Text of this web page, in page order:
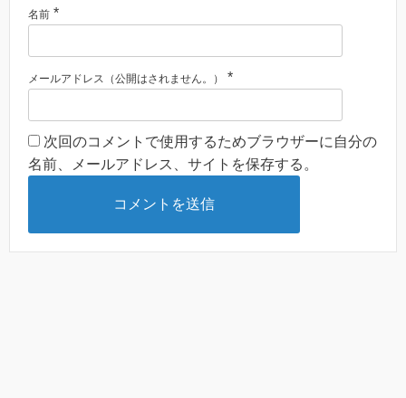
名前 *
メールアドレス（公開はされません。） *
次回のコメントで使用するためブラウザーに自分の
名前、メールアドレス、サイトを保存する。